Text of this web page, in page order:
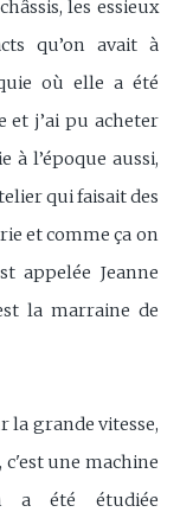
les essieux
qu’on avait à
où elle a été
et j’ai pu acheter
à l’époque aussi,
qui faisait des
et comme ça on
appelée Jeanne
la marraine de
la grande vitesse,
une machine
a été étudiée